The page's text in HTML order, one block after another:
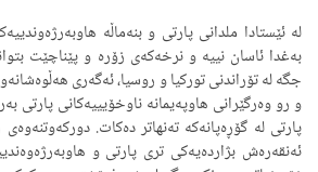
لە ئێستادا ملدانی پارتی و بنەماڵە
بەغدا ئاسان نییە و نرخەکەی زۆرە و پێناچێت
جگە لە تۆراندنی تورکیا و روسیا، ئەگەری
و رو وەرگێرانی هاوپەیمانە ناوخۆیییەکانی پارتی
پارتی لە گۆڕەپانەکە تەنهاتر دەکات.
ئەنقەرەش بژاردەیەکی تری پارتی و